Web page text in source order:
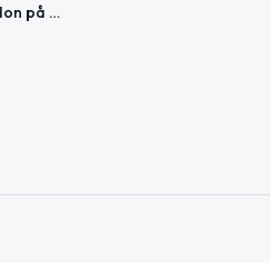
Olycka med tungt fordon på väg 1742 mellan Mäsinge och Påarp